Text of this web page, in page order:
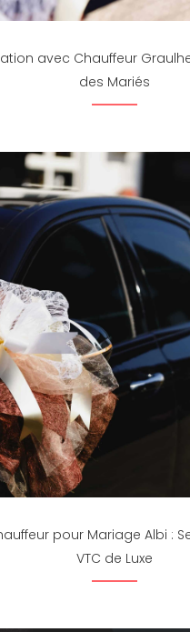
avec Chauffeur
des Mariés
pour Mariage Albi :
VTC de Luxe